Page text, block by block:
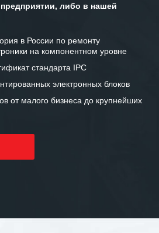
либо в нашей
в России по ремонту
на компонентном уровне
стандарта IPC
электронных блоков
от малого бизнеса до крупнейших